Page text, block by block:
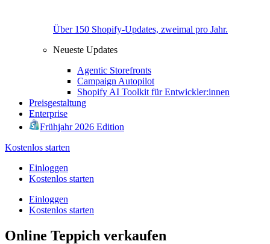
Über 150 Shopify-Updates, zweimal pro Jahr.
Neueste Updates
Agentic Storefronts
Campaign Autopilot
Shopify AI Toolkit für Entwickler:innen
Preisgestaltung
Enterprise
Frühjahr 2026 Edition
Kostenlos starten
Einloggen
Kostenlos starten
Einloggen
Kostenlos starten
Online Teppich verkaufen